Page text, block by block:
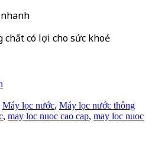
có lợi cho sức khoẻ
Máy lọc nước, Máy lọc nước thông
, may loc nuoc cao cap, may loc nuoc